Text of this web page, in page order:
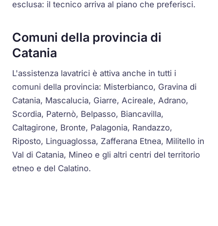
esclusa: il tecnico arriva al piano che preferisci.
Comuni della provincia di
Catania
L'assistenza lavatrici è attiva anche in tutti i
comuni della provincia: Misterbianco, Gravina di
Catania, Mascalucia, Giarre, Acireale, Adrano,
Scordia, Paternò, Belpasso, Biancavilla,
Caltagirone, Bronte, Palagonia, Randazzo,
Riposto, Linguaglossa, Zafferana Etnea, Militello in
Val di Catania, Mineo e gli altri centri del territorio
etneo e del Calatino.